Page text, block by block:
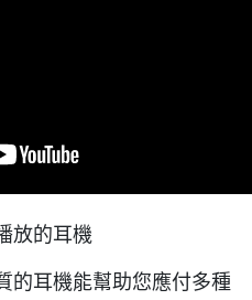
放的耳機
的耳機能幫助您應付多種